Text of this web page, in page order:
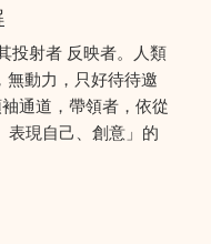
投射者 反映者。人類
無動力，只好待待邀
通道，帶領者，依從
表現自己、創意」的